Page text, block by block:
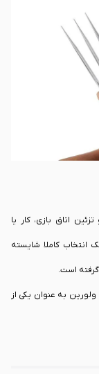
ایجاد می کند.
اتاق بازی، کار یا
انتخاب کاملا شایسته
گرفته است.
به عنوان یکی از